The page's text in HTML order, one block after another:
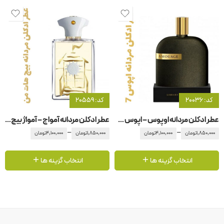
کد: 20036
عطر ادکلن مردانه اوپوس – اپوس 7 آمواج – آمواژ
1,850,000تومان –
4,100,000تومان
انتخاب گزینه ها
کد: 20559
عطر ادکلن مردانه آمواج – آمواژ بیچ هات من مردانه
1,850,000تومان –
4,100,000تومان
انتخاب گزینه ها